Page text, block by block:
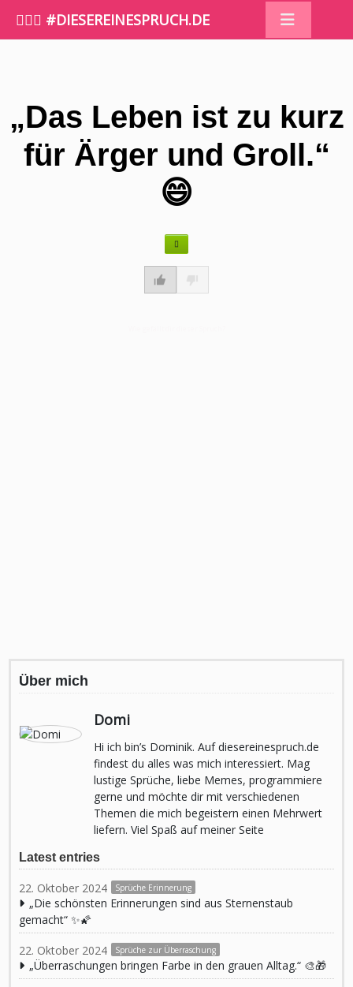
🤷🏼‍♀️ #DIESEREINESPRUCH.DE
„Das Leben ist zu kurz
für Ärger und Groll.“
😄
Über mich
Domi
Hi ich bin’s Dominik. Auf diesereinespruch.de
findest du alles was mich interessiert. Mag
lustige Sprüche, liebe Memes, programmiere
gerne und möchte dir mit verschiedenen
Themen die mich begeistern einen Mehrwert
liefern. Viel Spaß auf meiner Seite
Latest entries
22. Oktober 2024 Sprüche Erinnerung
„Die schönsten Erinnerungen sind aus Sternenstaub
gemacht“ ✨🌠
22. Oktober 2024 Sprüche zur Überraschung
„Überraschungen bringen Farbe in den grauen Alltag.“ 🎨🎁